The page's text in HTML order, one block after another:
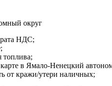
округ
НДС;
топлива;
в Ямало-Ненецкий
от кражи/утери наличных;